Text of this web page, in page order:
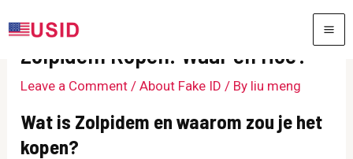
to
Zolpidem Kopen: Waar en Hoe?
Leave a Comment /About Fake ID / By liu meng
Wat is Zolpidem en waarom zou je het
kopen?